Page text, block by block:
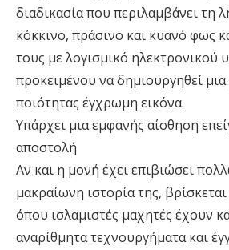
διαδικασία που περιλαμβάνει τη
κόκκινο, πράσινο και κυανό φως
τους με λογισμικό ηλεκτρονικού
προκειμένου να δημιουργηθεί
ποιότητας έγχρωμη εικόνα.
Υπάρχει μια εμφανής αίσθηση
αποστολή
Αν και η μονή έχει επιβιώσει
μακραίωνη ιστορία της,
όπου ισλαμιστές μαχητές έχουν
αναρίθμητα τεχνουργήματα και